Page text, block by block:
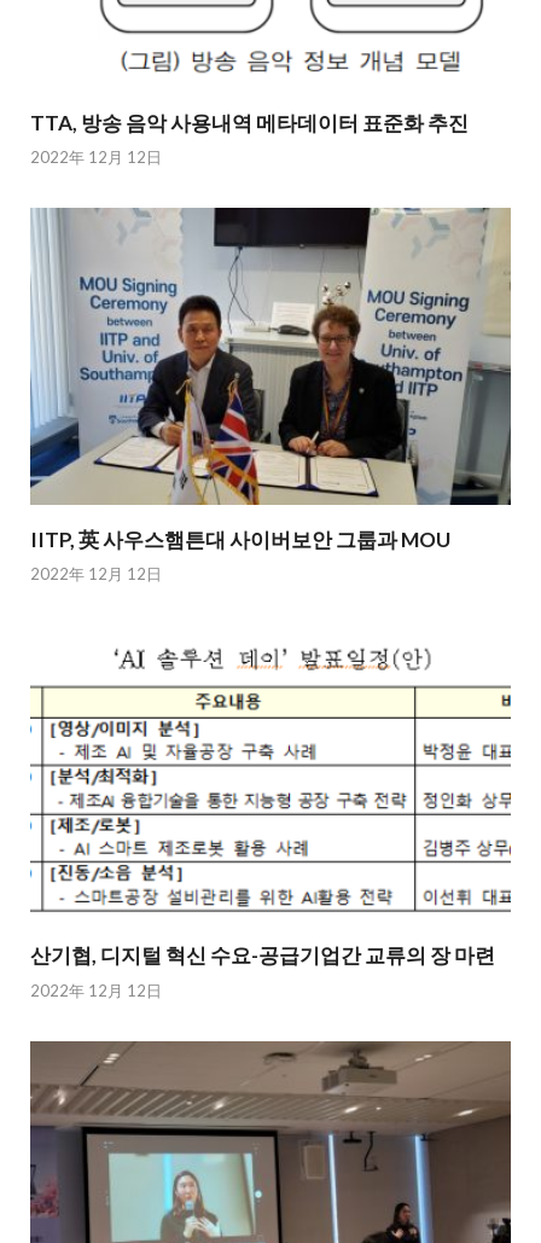
TTA, 방송 음악 사용내역 메타데이터 표준화 추진
2022年 12月 12日
IITP, 英 사우스햄튼대 사이버보안 그룹과 MOU
2022年 12月 12日
산기협, 디지털 혁신 수요-공급기업간 교류의 장 마련
2022年 12月 12日